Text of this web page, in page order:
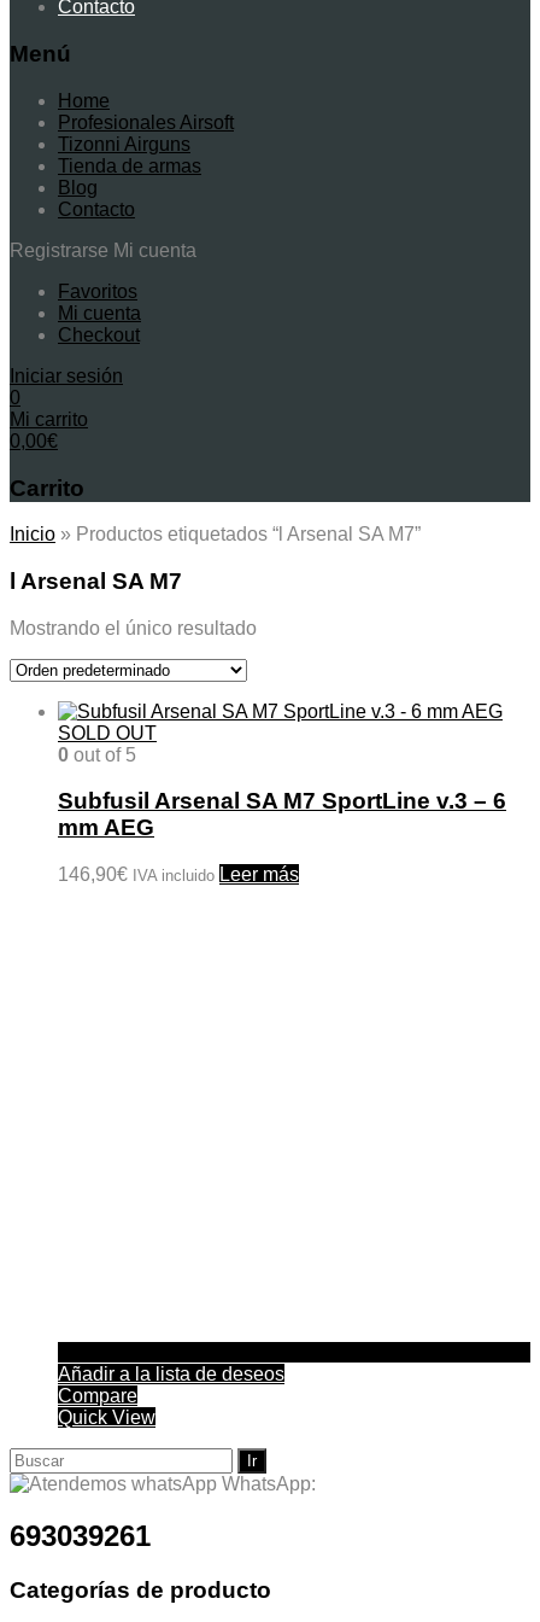
Contacto
Menú
Home
Profesionales Airsoft
Tizonni Airguns
Tienda de armas
Blog
Contacto
Registrarse Mi cuenta
Favoritos
Mi cuenta
Checkout
Iniciar sesión
0
Mi carrito
0,00€
Carrito
Inicio » Productos etiquetados “l Arsenal SA M7”
l Arsenal SA M7
Mostrando el único resultado
SOLD OUT
0 out of 5
Subfusil Arsenal SA M7 SportLine v.3 – 6
mm AEG
146,90€ IVA incluido Leer más
Añadir a la lista de deseos
Compare
Quick View
Buscar:
WhatsApp:
693039261
Categorías de producto